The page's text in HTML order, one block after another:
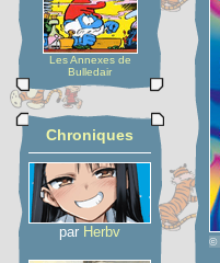
Les Annexes de
Bulledair
Chroniques
par Herbv
©